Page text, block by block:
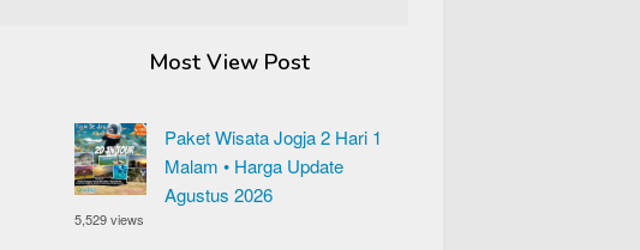
Most View Post
Paket Wisata Jogja 2 Hari 1
Malam • Harga Update
Agustus 2026
5,529 views